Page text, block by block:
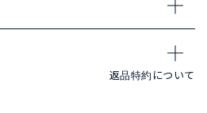
返品特約について